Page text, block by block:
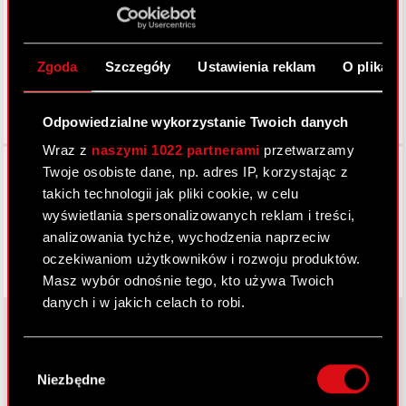
Zgoda Szczegóły Ustawienia reklam O
Odpowiedzialne wykorzystanie Twoich danych
Wraz z naszymi 1022 partnerami przetwarzamy
Twoje osobiste dane, np. adres IP, korzystając z
takich technologii jak pliki cookie, w celu
wyświetlania spersonalizowanych reklam i treści,
analizowania tychże, wychodzenia naprzeciw
oczekiwaniom użytkowników i rozwoju produktów.
Masz wybór odnośnie tego, kto używa Twoich
danych i w jakich celach to robi.
lokalizacji geograficznej z dokładnością nawet
zgody
Niezbędne
Facebook
O CD PROJEKT